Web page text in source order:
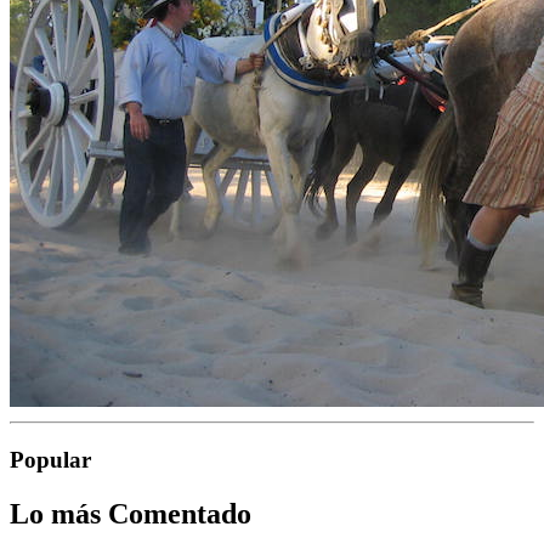
Popular
Lo más Comentado